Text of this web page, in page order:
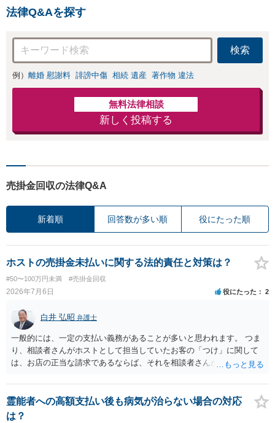
法律Q&Aを探す
検索
例） 離婚 慰謝料 誹謗中傷 相続 遺産 著作物 違法
無料法律相談
新しく投稿する
売掛金回収の法律Q&A
新着順 回答数が多い順 役にたった順
ホストの売掛金未払いに関する法的責任と対策は？
#50〜100万円未満 #売掛金回収
2026年7月6日 役にたった 2
白井 弘昭 弁護士
一般的には、一定の支払い義務があることが多いと思われます。 つま
り、相談者さんがホストとして担当していたお客の「つけ」に関して
は、お店の正当な請求であるならば、それを相談者さんが（回収し
いわゆる、債務引受け契約が成立していますので、支払い義務はある
ことになります。 義務があるとはいえ、脅迫などの方法で取り立てる
ことは許されませんので、それについては、証拠を保存し警察にご相
霊能者への高額支払い後も病気が治らない場合の対応
は？